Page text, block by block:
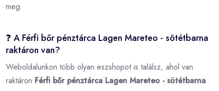
meg.
❓ A Férfi bőr pénztárca Lagen Mareteo - sötétbarna
raktáron van?
Weboldalunkon több olyan eszshopot is találsz, ahol van
raktáron Férfi bőr pénztárca Lagen Mareteo - sötétbarna